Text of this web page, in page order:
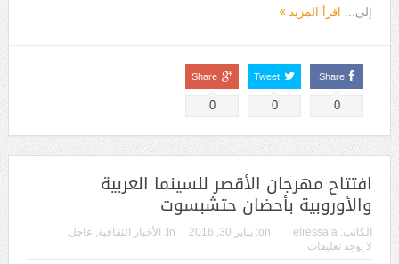
إلى... اقرأ المزيد
Share
0
Tweet
0
Share
0
افتتاح مهرجان الأقصر للسينما العربية
والأوروبية بأحضان حتشبسوت
الكاتب: elressala
on: يناير 30, 2016 In: الأخبار الثقافية, عاجل
لا يوجد تعليقات